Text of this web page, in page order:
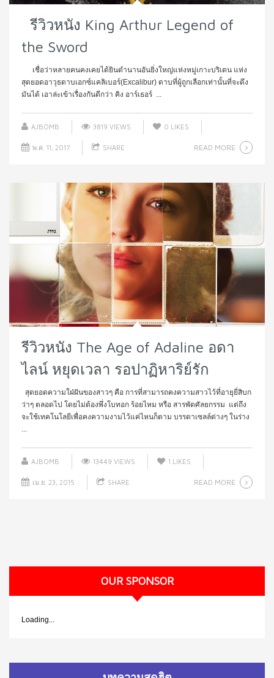
รีวิวหนัง King Arthur Legend of
the Sword
เชื่อว่าหลายคนคงเคยได้ยินตำนานอันยิ่งใหญ่แห่งหมู่เกาะบริเตน แห่ง
สุดยอดอาวุธดาบเอกซ์แคลิเบอร์(Excalibur) ดาบที่ผู้ถูกเลือกเท่านั้นที่จะดึง
มันได้ เอาล่ะเข้าเรื่องกันดีกว่า คิง อาร์เธอร์ ...
AJBOMB 3819 VIEWS 0 LIKES
พ.ค. 11, 2017 SHARE READ MORE
รีวิวหนัง The Age of Adaline อดา
ไลน์ หยุดเวลา รอปาฏิหาริย์รัก
สุดยอดความใฝ่ฝันของสาวๆ คือ การที่สามารถคงความสาวไว้ที่อายุยี่สิบก
ว่าๆ ตลอดไป โดยไม่ต้องพึ่งโบทอก ร้อยไหม หรือ สารพัดศัลยกรรม แต่ถึง
จะใช้เทคโนโลยีเพื่อคงความงามไว้แค่ไหนก็ตาม บรรดาเซลล์ต่างๆ ในร่าง
...
AJBOMB 13449 VIEWS 1 LIKES
เม.ย. 23, 2015 SHARE READ MORE
OUR SPONSOR
Loading...